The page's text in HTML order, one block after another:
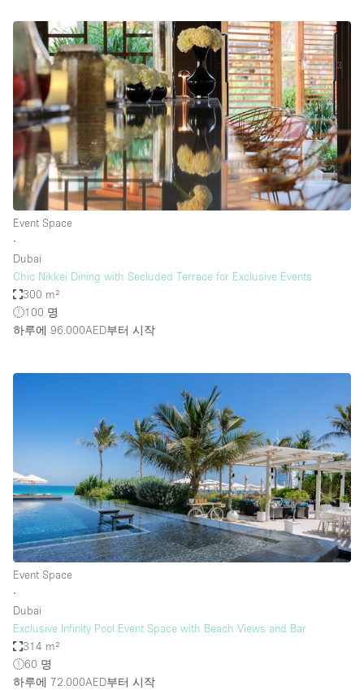
Event Space
∙
Dubai
Chic Nikkei Dining with Secluded Terrace for Exclusive Events
300 m²
100 명
하루에 96.000AED부터 시작
Event Space
∙
Dubai
Exclusive Infinity Pool Event Space with Beach Views and Bar
314 m²
60 명
하루에 72.000AED부터 시작